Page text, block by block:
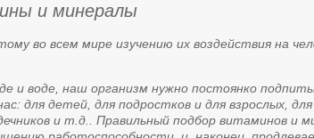
и минералы
во всем мире изучению их воздействия на
и воде, наш организм нужно постоянко
для детей, для подростков и для взрослых, для
и т.д.. Правильный подбор витаминов и